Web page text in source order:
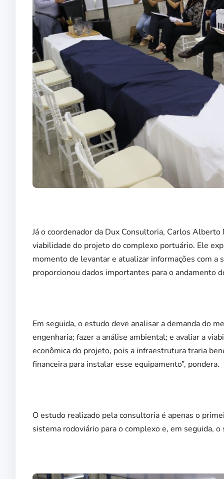
Já o coordenador da Dux Consultoria, Carlos
viabilidade do projeto do complexo portuário. Ele
momento de levantar e atualizar informações com a
proporcionou dados importantes para o andamento
Em seguida, o estudo deve analisar a demanda do
engenharia; fazer a análise ambiental; e avaliar a
econômica do projeto, pois a infraestrutura traria
financeira para instalar esse equipamento”, pondera.
O estudo realizado pela consultoria é apenas o
sistema rodoviário para o complexo e, em seguida,